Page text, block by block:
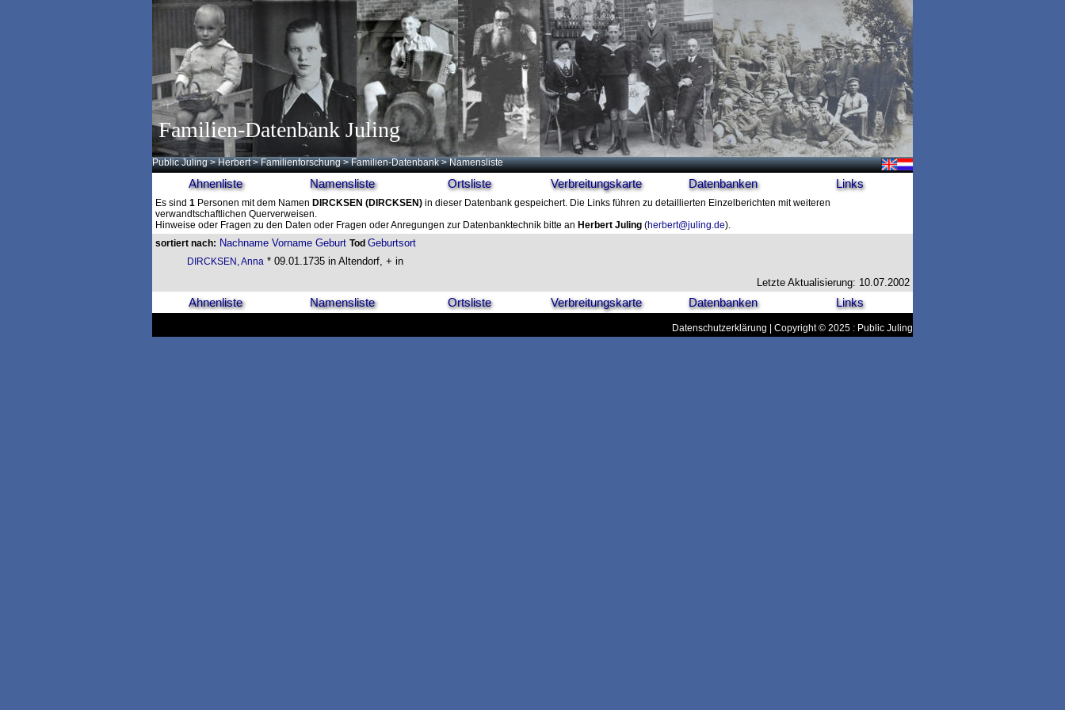
Familien-Datenbank Juling
Public Juling >Herbert >Familienforschung >Familien-Datenbank > Namensliste
Ahnenliste Namensliste Ortsliste Verbreitungskarte Datenbanken Links
Es sind 1 Personen mit dem Namen DIRCKSEN (DIRCKSEN) in dieser Datenbank gespeichert. Die Links führen zu detaillierten Einzelberichten mit weiteren
verwandtschaftlichen Querverweisen.
Hinweise oder Fragen zu den Daten oder Fragen oder Anregungen zur Datenbanktechnik bitte an Herbert Juling (herbert@juling.de).
sortiert nach: Nachname Vorname Geburt Tod Geburtsort
DIRCKSEN, Anna * 09.01.1735 in Altendorf, + in
Letzte Aktualisierung: 10.07.2002
Ahnenliste Namensliste Ortsliste Verbreitungskarte Datenbanken Links
Datenschutzerklärung | Copyright © 2025 : Public Juling